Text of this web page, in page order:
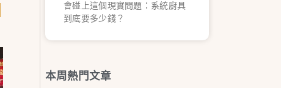
會碰上這個現實問題：系統廚具
到底要多少錢？
本周熱門文章